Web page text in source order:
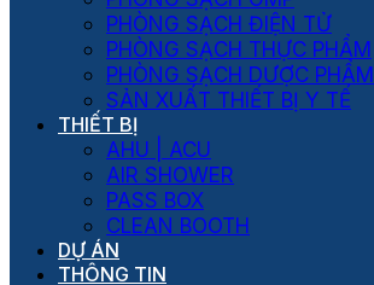
PHÒNG SẠCH ĐIỆN TỬ
PHÒNG SẠCH THỰC PHẨM
PHÒNG SẠCH DƯỢC PHẨM
SẢN XUẤT THIẾT BỊ Y TẾ
THIẾT BỊ
AHU | ACU
AIR SHOWER
PASS BOX
CLEAN BOOTH
DỰ ÁN
THÔNG TIN